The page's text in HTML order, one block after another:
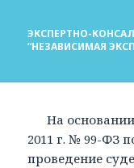
ЭКСПЕРТНО-
“НЕЗАВИСИМАЯ
На основании
2011 г. № 99-ФЗ
проведение